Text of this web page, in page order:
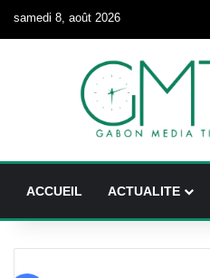
samedi 8, août 2026
ACCUEIL ACTUALITE